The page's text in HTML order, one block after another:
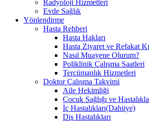
Radyoloji Hizmetleri
Evde Sağlık
Yönlendirme
Hasta Rehberi
Hasta Hakları
Hasta Ziyaret ve Refakat
Nasıl Muayene Olurum?
Poliklinik Çalışma Saatleri
Tercümanlık Hizmetleri
Doktor Çalışma Takvimi
Aile Hekimliği
Çocuk Sağlığı ve
İç Hastalıkları(Dahiiye)
Diş Hastalıkları